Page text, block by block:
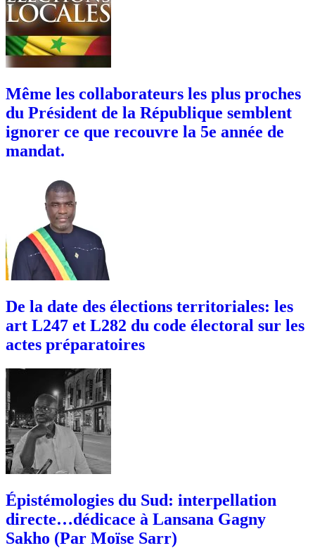
Même les collaborateurs les plus proches
du Président de la République semblent
ignorer ce que recouvre la 5e année de
mandat.
De la date des élections territoriales: les
art L247 et L282 du code électoral sur les
actes préparatoires
Épistémologies du Sud: interpellation
directe…dédicace à Lansana Gagny
Sakho (Par Moïse Sarr)